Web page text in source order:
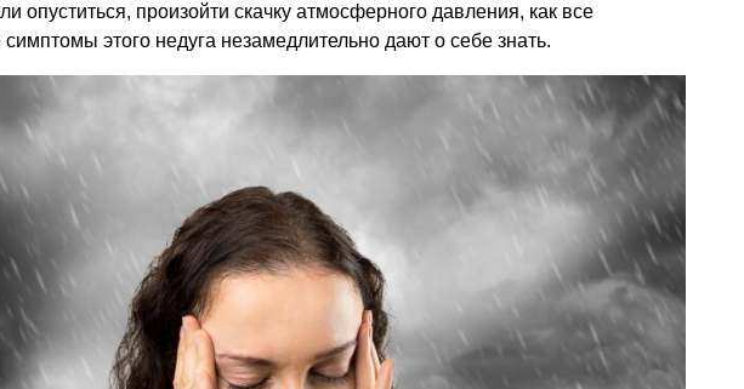
опуститься, произойти скачку атмосферного давления, как все
этого недуга незамедлительно дают о себе знать.